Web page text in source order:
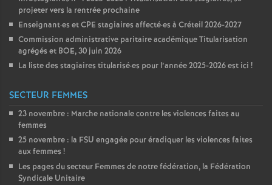
projeter vers la rentrée prochaine
Enseignant·es etCPE stagiaires affecté·es à Créteil 2026-2027
Commission administrative paritaire académique Titularisation
agrégés et BOE, 30 juin 2026
La liste des stagiaires titularisé·es pour l’année 2025-2026 est ici !
SECTEUR FEMMES
23 novembre : Marche nationale contre les violences faites au
femmes
25 novembre : la FSU engagée pour éradiquer les violences faites
aux femmes !
Les pages du secteur Femmes de notre fédération, la Fédération
Syndicale Unitaire